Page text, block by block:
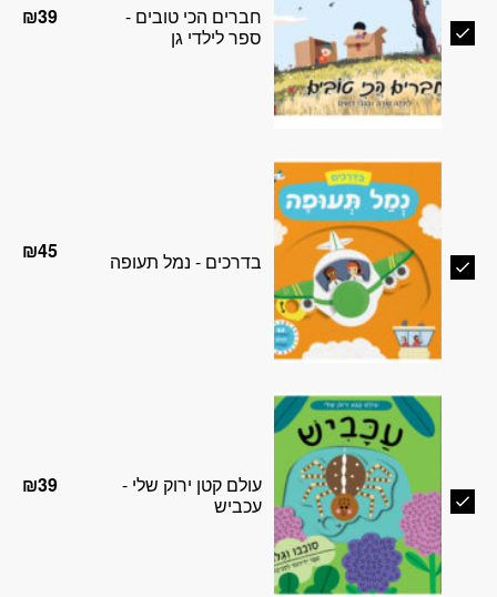
חברים הכי טובים -
ספר לילדי גן
₪39
בדרכים - נמל תעופה ₪45
עולם קטן ירוק שלי -
עכביש
₪39